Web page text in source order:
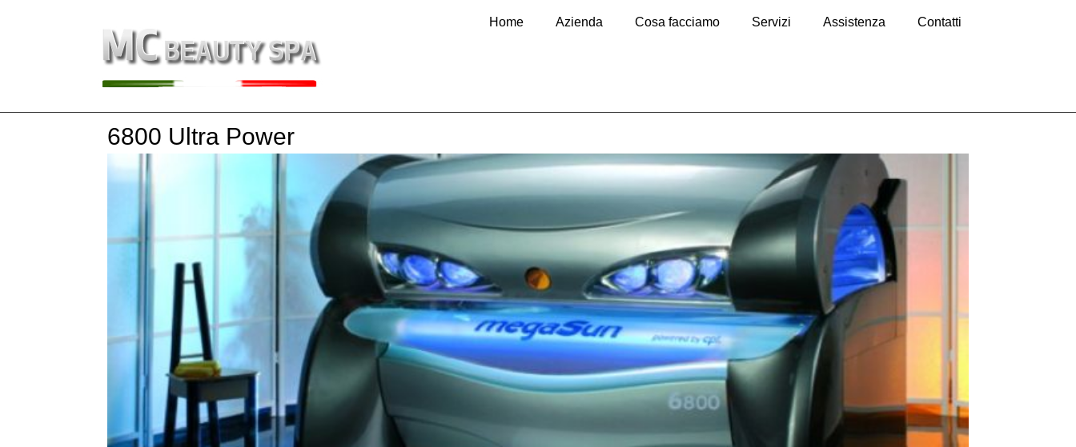
Home Azienda Cosa facciamo Servizi Assistenza Contatti
6800 Ultra Power